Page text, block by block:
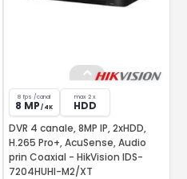
8 fps /canal
8 MP / 4K
max 2 x
HDD
DVR 4 canale, 8MP IP, 2xHDD,
H.265 Pro+, AcuSense, Audio
prin Coaxial - HikVision IDS-
7204HUHI-M2/XT